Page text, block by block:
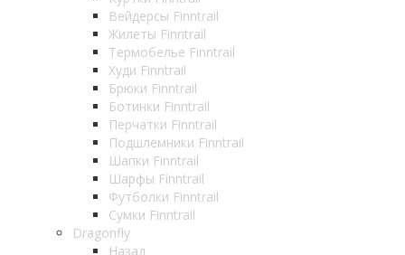
Вейдерсы Finntrail
Жилеты Finntrail
Термобелье Finntrail
Худи Finntrail
Брюки Finntrail
Ботинки Finntrail
Перчатки Finntrail
Подшлемники Finntrail
Шапки Finntrail
Шарфы Finntrail
Футболки Finntrail
Сумки Finntrail
Dragonfly
Назад